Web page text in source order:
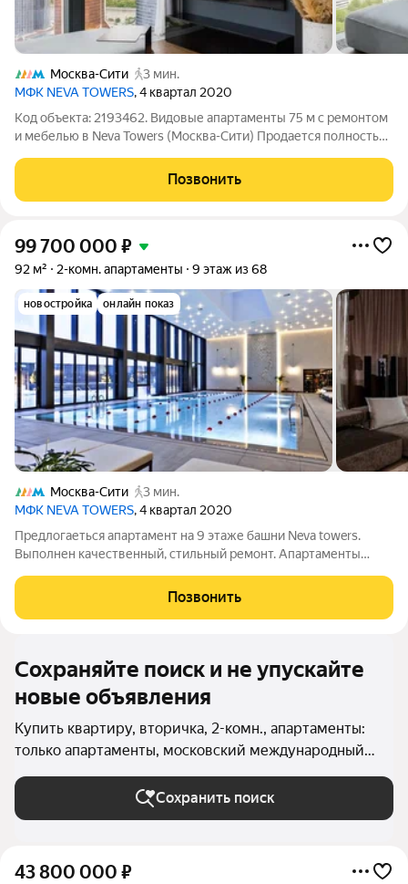
Москва-Сити
3 мин.
МФК NEVA TOWERS, 4 квартал 2020
Код объекта: 2193462. Видовые апартаменты 75 м с ремонтом
и мебелью в Neva Towers (Москва-Сити) Продается полностью
узнаваемых башен Москвы. О квартире: Площадь: 75 м.
Состояние: дизайнерский
Позвонить
99 700 000 ₽
92 м² 2-комн. апартаменты 9 этаж из 68
новостройка онлайн показ
Москва-Сити
3 мин.
МФК NEVA TOWERS, 4 квартал 2020
Предлогаеться апартамент на 9 этаже башни Neva towers.
Выполнен качественный, стильный ремонт. Апартаменты
спальню и санузел. Апартамент полностью меблирован
(восхитительная дизайнерская мебель) и
Позвонить
Сохраняйте поиск и не упускайте
новые объявления
Купить квартиру, вторичка, 2-комн., апартаменты:
только апартаменты, московский международный
деловой центр Москва-Сити в Москве и МО
Сохранить поиск
43 800 000 ₽